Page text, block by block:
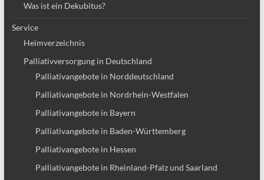
Was ist ein Dekubitus?
Service
Heimverzeichnis
Palliativversorgung in Deutschland
Palliativangebote in Norddeutschland
Palliativangebote in Nordrhein-Westfalen
Palliativangebote in Bayern
Palliativangebote in Baden-Württemberg
Palliativangebote in Hessen
Palliativangebote in Rheinland-Pfalz und Saarland